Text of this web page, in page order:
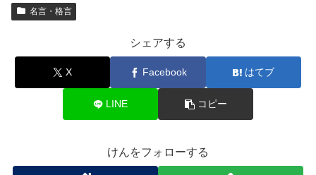
名言・格言
シェアする
X Facebook はてブ
LINE コピー
けんをフォローする